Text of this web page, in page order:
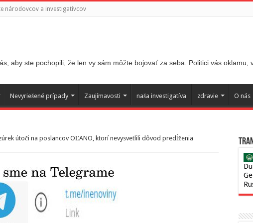
národovcov a investigatívcov
aby ste pochopili, že len vy sám môžte bojovať za seba. Politici vás oklamu,
Nevyriešené prípady Zaujímavosti naša investigatíva zdravie O nás
útoči na poslancov OĽANO, ktorí nevysvetlili dôvod predĺženia